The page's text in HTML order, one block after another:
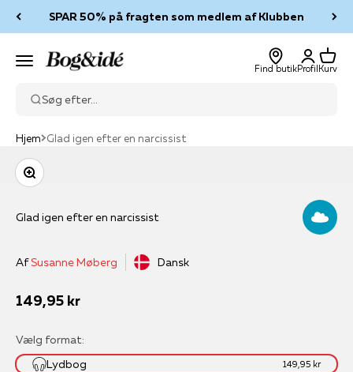
SPAR 50% på fragten som medlem af Klubben
Menu Bog & idé
Find butik
Log ind
Profil
Kurv
Kurv
Søg efter...
Hjem Glad igen efter en narcissist
Zoom
Glad igen efter en narcissist
AfSusanne Møberg Dansk
Salgspris
149,95 kr
Vælg format:
Lydbog
149,95 kr